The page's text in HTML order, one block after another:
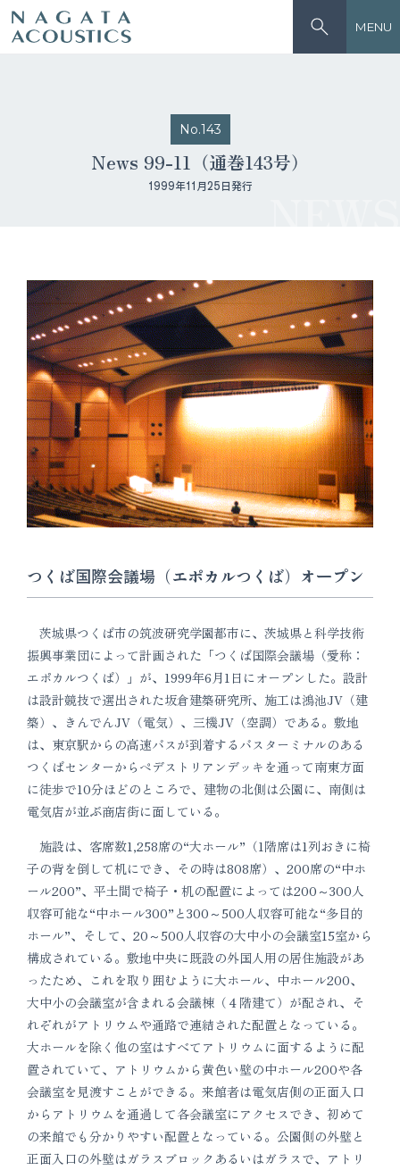
MENU
No.143
News 99-11（通巻143号）
1999年11月25日発行
つくば国際会議場（エポカルつくば）オープン
茨城県つくば市の筑波研究学園都市に、茨城県と科学技術
振興事業団によって計画された「つくば国際会議場（愛称：
エポカルつくば）」が、1999年6月1日にオープンした。設計
は設計競技で選出された坂倉建築研究所、施工は鴻池JV（建
築）、きんでんJV（電気）、三機JV（空調）である。敷地
は、東京駅からの高速バスが到着するバスターミナルのある
つくばセンターからペデストリアンデッキを通って南東方面
に徒歩で10分ほどのところで、建物の北側は公園に、南側は
電気店が並ぶ商店街に面している。
施設は、客席数1,258席の“大ホール”（1階席は1列おきに椅
子の背を倒して机にでき、その時は808席）、200席の“中ホ
ール200”、平土間で椅子・机の配置によっては200～300人
収容可能な“中ホール300”と300～500人収容可能な“多目的
ホール”、そして、20～500人収容の大中小の会議室15室から
構成されている。敷地中央に既設の外国人用の居住施設があ
ったため、これを取り囲むように大ホール、中ホール200、
大中小の会議室が含まれる会議棟（４階建て）が配され、そ
れぞれがアトリウムや通路で連結された配置となっている。
大ホールを除く他の室はすべてアトリウムに面するように配
置されていて、アトリウムから黄色い壁の中ホール200や各
会議室を見渡すことができる。来館者は電気店側の正面入口
からアトリウムを通過して各会議室にアクセスでき、初めて
の来館でも分かりやすい配置となっている。公園側の外壁と
正面入口の外壁はガラスブロックあるいはガラスで、アトリ